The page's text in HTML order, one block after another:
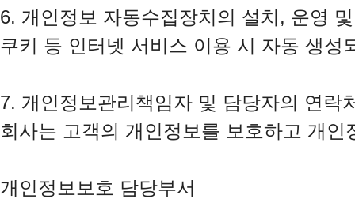
6. 개인정보 자동수집장치의 설치, 운영
쿠키 등 인터넷 서비스 이용 시 자동 생
7. 개인정보관리책임자 및 담당자의 연락
회사는 고객의 개인정보를 보호하고 개
개인정보보호 담당부서